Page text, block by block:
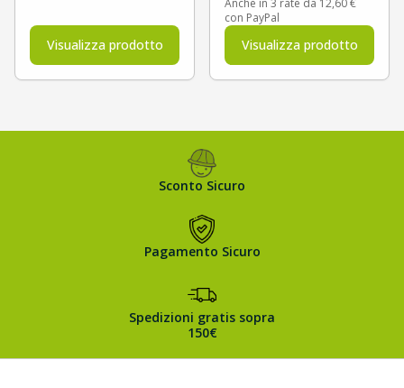
Visualizza prodotto
con PayPal
Visualizza prodotto
Sconto Sicuro
Pagamento Sicuro
Spedizioni gratis sopra
150€